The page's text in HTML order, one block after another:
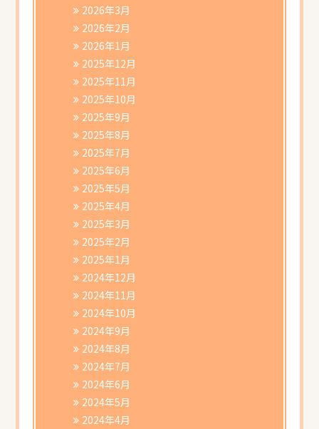
2026年3月
2026年2月
2026年1月
2025年12月
2025年11月
2025年10月
2025年9月
2025年8月
2025年7月
2025年6月
2025年5月
2025年4月
2025年3月
2025年2月
2025年1月
2024年12月
2024年11月
2024年10月
2024年9月
2024年8月
2024年7月
2024年6月
2024年5月
2024年4月
書類ダウンロード